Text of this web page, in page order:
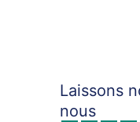
Laissons
nous